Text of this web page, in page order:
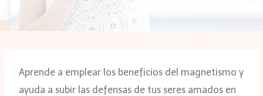
Aprende a emplear los beneficios del magnetismo y
ayuda a subir las defensas de tus seres amados en